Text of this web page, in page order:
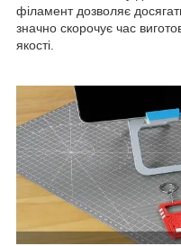
філамент дозволяє
значно скорочує час
якості.